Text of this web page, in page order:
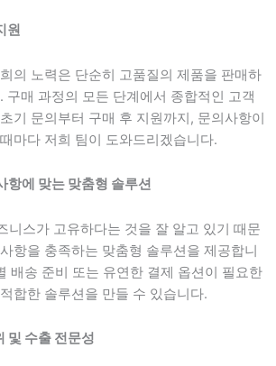
원
의 노력은 단순히 고품질의 제품을 판매하
구매 과정의 모든 단계에서 종합적인 고객
기 문의부터 구매 후 지원까지, 문의사항이
마다 저희 팀이 도와드리겠습니다.
항에 맞는 맞춤형 솔루션
니스가 고유하다는 것을 잘 알고 있기 때문
항을 충족하는 맞춤형 솔루션을 제공합니
배송 준비 또는 유연한 결제 옵션이 필요한
합한 솔루션을 만들 수 있습니다.
및 수출 전문성